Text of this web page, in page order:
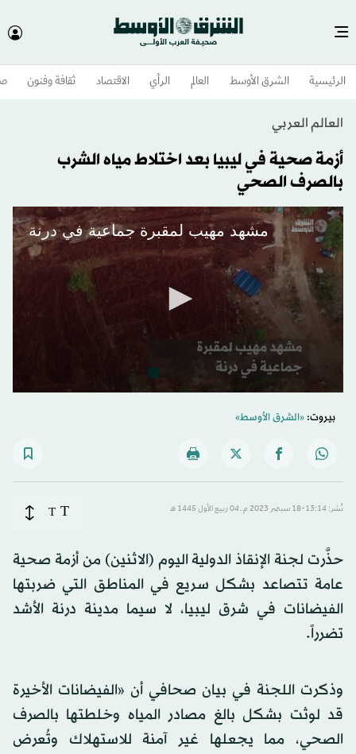
الرئيسية الشرق الأوسط​ العالم الرأي الاقتصاد ثقافة وفنون
العالم العربي
أزمة صحية في ليبيا بعد اختلاط مياه الشرب
بالصرف الصحي
مشهد مهيب لمقبرة جماعية في درنة
seconds
بيروت:«الشرق الأوسط»
نُشر: 13:14-18 سبتمبر 2023 م ـ 04 ربيع الأول 1445 هـ T
T
حذَّرت لجنة الإنقاذ الدولية اليوم (الاثنين) من أزمة صحية
عامة تتصاعد بشكل سريع في المناطق التي ضربتها
الفيضانات في شرق ليبيا، لا سيما مدينة درنة الأشد
تضرراً.
وذكرت اللجنة في بيان صحافي أن «الفيضانات الأخيرة
قد لوثت بشكل بالغ مصادر المياه وخلطتها بالصرف
الصحي، مما يجعلها غير آمنة للاستهلاك وتُعرض